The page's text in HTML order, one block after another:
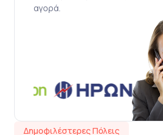
αγορά.
Δημοφιλέστερες Πόλεις